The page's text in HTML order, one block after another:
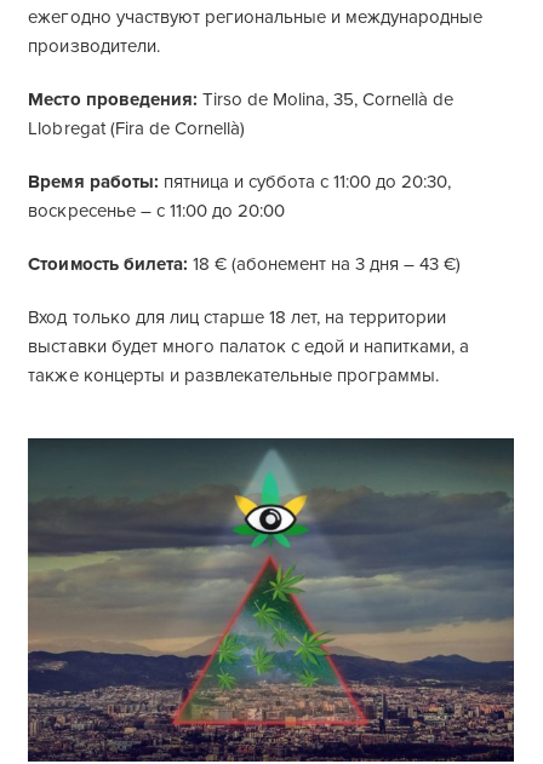
ежегодно участвуют региональные и международные
производители.
Место проведения: Tirso de Molina, 35, Cornellà de
Llobregat (Fira de Cornellà)
Время работы: пятница и суббота с 11:00 до 20:30,
воскресенье – с 11:00 до 20:00
Стоимость билета: 18 € (абонемент на 3 дня – 43 €)
Вход только для лиц старше 18 лет, на территории
выставки будет много палаток с едой и напитками, а
также концерты и развлекательные программы.